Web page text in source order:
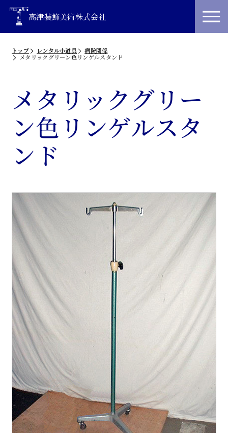
高津装飾美術株式会社
トップ レンタル小道具
病院関係
メタリックグリーン色リンゲルスタンド
メタリックグリー
ン色リンゲルスタ
ンド